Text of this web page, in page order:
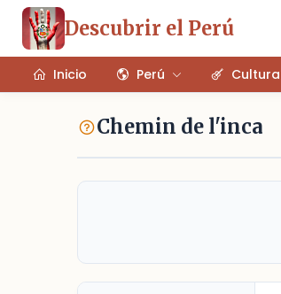
Descubrir el Perú
Inicio Perú Cultura
Chemin de l'inca